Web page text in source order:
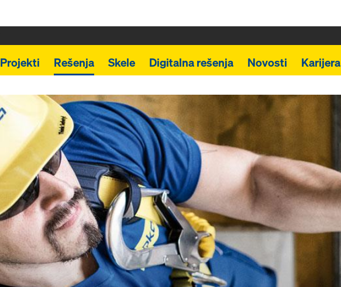
Projekti Rešenja Skele Digitalna rešenja Novosti Karijera